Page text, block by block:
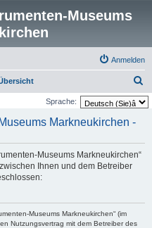
Museums
Anmelden
u
Sprache:
Markneukirchen -
Museums Markneukirchen“
Ihnen und dem Betreiber
Museums Markneukirchen“ (im
Nutzungsvertrag mit dem Betreiber des